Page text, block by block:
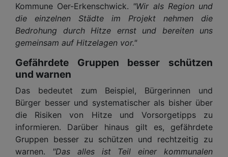
Kommune Oer-Erkenschwick. "Wir als Region und
die einzelnen Städte im Projekt nehmen die
Bedrohung durch Hitze ernst und bereiten uns
gemeinsam auf Hitzelagen vor."
Gefährdete Gruppen besser schützen
und warnen
Das bedeutet zum Beispiel, Bürgerinnen und
Bürger besser und systematischer als bisher über
die Risiken von Hitze und Vorsorgetipps zu
informieren. Darüber hinaus gilt es, gefährdete
Gruppen besser zu schützen und rechtzeitig zu
warnen.
"Das alles ist Teil einer kommunalen